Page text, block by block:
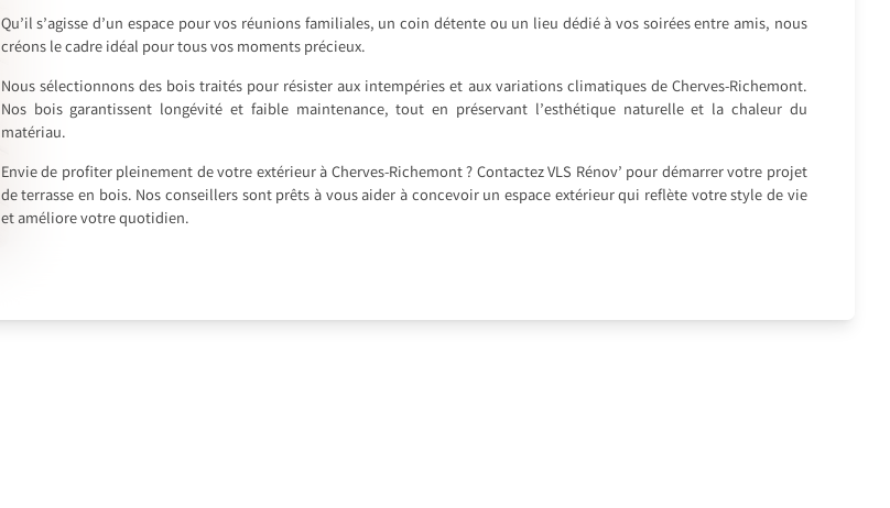
Qu’il s’agisse d’un espace pour vos réunions familiales, un coin détente ou un lieu dédié à vos soirées entre amis, nous
créons le cadre idéal pour tous vos moments précieux.
Nous sélectionnons des bois traités pour résister aux intempéries et aux variations climatiques de Cherves-Richemont.
Nos bois garantissent longévité et faible maintenance, tout en préservant l’esthétique naturelle et la chaleur du
matériau.
Envie de profiter pleinement de votre extérieur à Cherves-Richemont ? Contactez VLS Rénov’ pour démarrer votre projet
de terrasse en bois. Nos conseillers sont prêts à vous aider à concevoir un espace extérieur qui reflète votre style de vie
et améliore votre quotidien.